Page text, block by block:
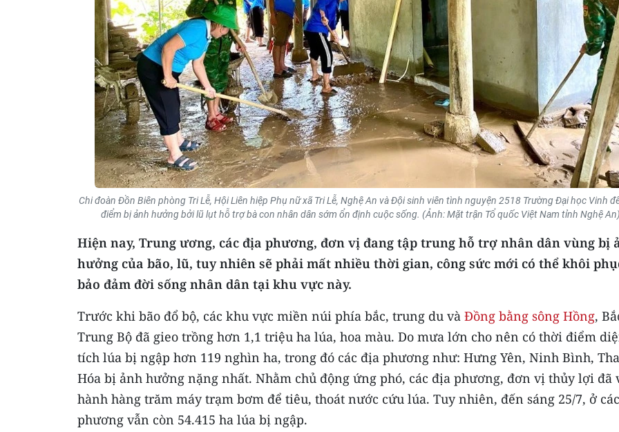
Chi đoàn Đồn Biên phòng Tri Lễ, Hội Liên hiệp Phụ nữ xã Tri Lễ, Nghệ An và Đội sinh viên tình nguyện 2518 Trường Đại học Vinh
điểm bị ảnh hưởng bởi lũ lụt hỗ trợ bà con nhân dân sớm ổn định cuộc sống. (Ảnh: Mặt trận Tổ quốc Việt Nam tỉnh Nghệ An)
Hiện nay, Trung ương, các địa phương, đơn vị đang tập trung hỗ trợ nhân dân vùng bị
hưởng của bão, lũ, tuy nhiên sẽ phải mất nhiều thời gian, công sức mới có thể khôi
bảo đảm đời sống nhân dân tại khu vực này.
Trước khi bão đổ bộ, các khu vực miền núi phía bắc, trung du và Đồng bằng sông Hồng,
Trung Bộ đã gieo trồng hơn 1,1 triệu ha lúa, hoa màu. Do mưa lớn cho nên có thời điểm
tích lúa bị ngập hơn 119 nghìn ha, trong đó các địa phương như: Hưng Yên, Ninh Bình,
Hóa bị ảnh hưởng nặng nhất. Nhằm chủ động ứng phó, các địa phương, đơn vị thủy lợi đã
hành hàng trăm máy trạm bơm để tiêu, thoát nước cứu lúa. Tuy nhiên, đến sáng 25/7, ở
phương vẫn còn 54.415 ha lúa bị ngập.